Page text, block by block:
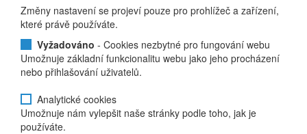
Změny nastavení se projeví pouze pro prohlížeč a zařízení,
které právě používáte.
Vyžadováno - Cookies nezbytné pro fungování webu
Umožnuje základní funkcionalitu webu jako jeho procházení
nebo přihlašování uživatelů.
Analytické cookies
Umožnuje nám vylepšit naše stránky podle toho, jak je
používáte.